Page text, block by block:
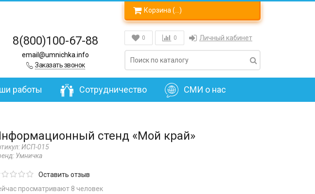
Корзина ( )
8(800)100-67-88
email@umnichka.info
Заказать звонок
0 0 Личный кабинет
работы Сотрудничество СМИ о нас
стенд «Мой край»
ИСП-015
Умничка
Оставить отзыв
просматривают 8 человек